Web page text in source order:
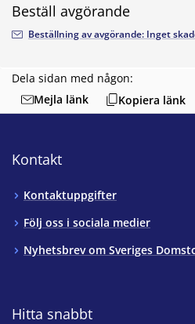
Dela sidan med någon:
Mejla länk
Kopiera länk
Beställ avgörande
Beställning av avgörande: Inget
Kontakt
Kontaktuppgifter
Följ oss i sociala medier
Nyhetsbrev om Sveriges
Hitta snabbt